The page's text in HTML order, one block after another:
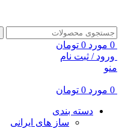
0 مورد 0 تومان
ورود / ثبت نام
منو
0 مورد 0 تومان
دسته بندی
ساز های ایرانی